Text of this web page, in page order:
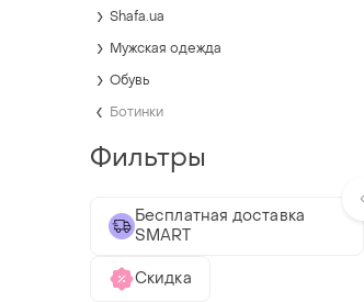
Shafa.ua
Мужская одежда
Обувь
Ботинки
Фильтры
Бесплатная доставка
SMART
Скидка